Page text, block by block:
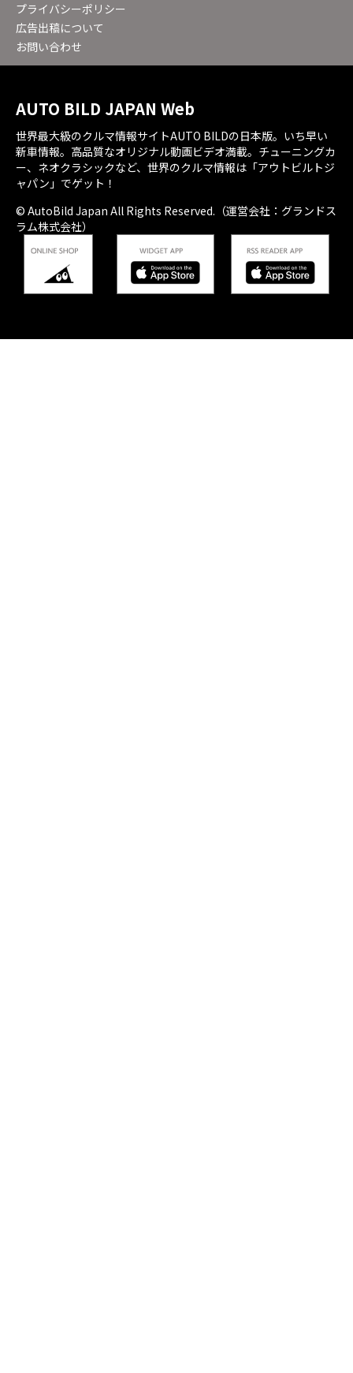
プライバシーポリシー
広告出稿について
お問い合わせ
AUTO BILD JAPAN Web
世界最大級のクルマ情報サイトAUTO BILDの日本版。いち早い
新車情報。高品質なオリジナル動画ビデオ満載。チューニングカ
ー、ネオクラシックなど、世界のクルマ情報は「アウトビルトジ
ャパン」でゲット！
© AutoBild Japan All Rights Reserved.（運営会社：グランドス
ラム株式会社）